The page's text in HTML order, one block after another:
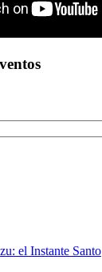
el Instante Santo